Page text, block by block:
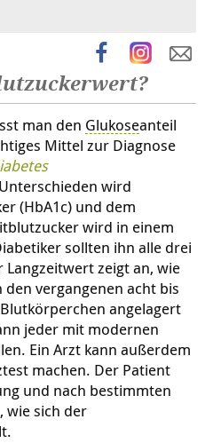
man den Glukoseanteil
Mittel zur Diagnose
wird
(HbA1c) und dem
wird in einem
sollten ihn alle drei
Langzeitwert zeigt an, wie
vergangenen acht bis
angelagert
jeder mit modernen
Ein Arzt kann außerdem
machen. Der Patient
und nach bestimmten
wie sich der